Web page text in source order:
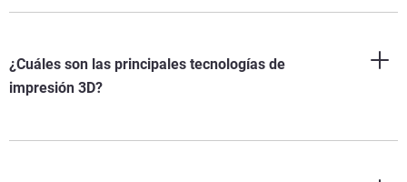
¿Cuáles son las principales tecnologías de
impresión 3D?